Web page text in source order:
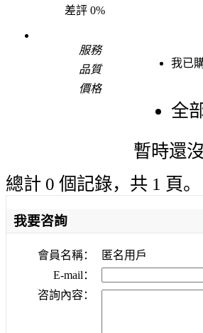
差評 0%
服務
品質
價格
我已
全
暫時還
總計 0 個記錄，共 1 頁。
我要咨詢
會員名稱：
匿名用戶
E-mail：
咨詢內容：